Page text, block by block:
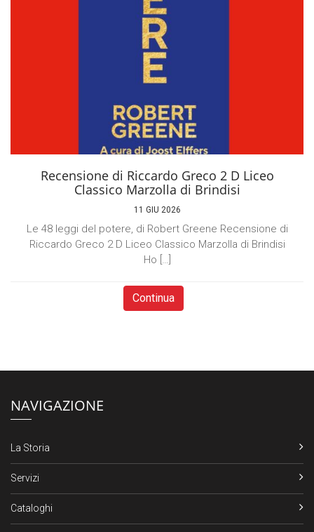
Recensione di Riccardo Greco 2 D Liceo
Classico Marzolla di Brindisi
11 GIU 2026
Le 48 leggi del potere, di Robert Greene Recensione di
Riccardo Greco 2 D Liceo Classico Marzolla di Brindisi
Ho […]
Continua
NAVIGAZIONE
La Storia
Servizi
Cataloghi